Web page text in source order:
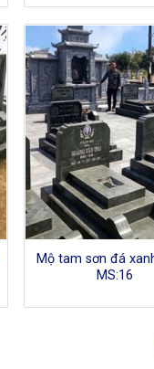
Mộ tam sơn đá
MS:16